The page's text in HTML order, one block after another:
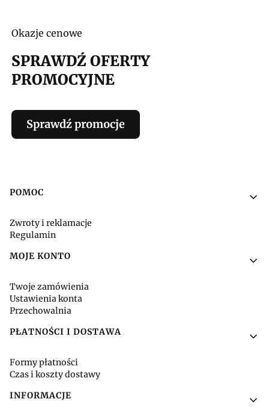
Okazje cenowe
SPRAWDŹ OFERTY
PROMOCYJNE
Sprawdź promocje
Linki w stopce
POMOC
Zwroty i reklamacje
Regulamin
MOJE KONTO
Twoje zamówienia
Ustawienia konta
Przechowalnia
PŁATNOŚCI I DOSTAWA
Formy płatności
Czas i koszty dostawy
INFORMACJE